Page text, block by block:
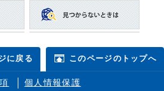
に戻る このページのトップへ
個人情報保護